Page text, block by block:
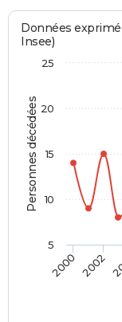
Personnes décédées
Données
Insee)
2000 2002
5
10
15
20
25